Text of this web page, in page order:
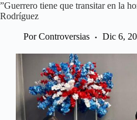
”Guerrero tiene que transitar en la
Rodríguez
Por Controversias Dic 6,